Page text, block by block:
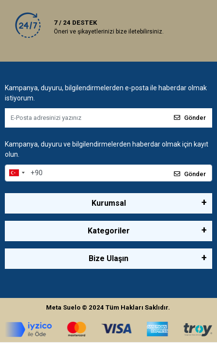
7 / 24 DESTEK
Öneri ve şikayetlerinizi bize iletebilirsiniz.
Kampanya, duyuru, bilgilendirmelerden e-posta ile haberdar olmak
istiyorum.
Gönder
Kampanya, duyuru ve bilgilendirmelerden haberdar olmak için kayıt
olun.
Gönder
Kurumsal
Kategoriler
Bize Ulaşın
Meta Suelo © 2024 Tüm Hakları Saklıdır.